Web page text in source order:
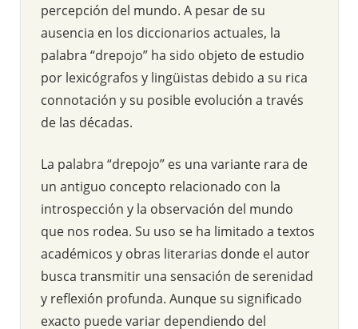
percepción del mundo. A pesar de su
ausencia en los diccionarios actuales, la
palabra “drepojo” ha sido objeto de estudio
por lexicógrafos y lingüistas debido a su rica
connotación y su posible evolución a través
de las décadas.
La palabra “drepojo” es una variante rara de
un antiguo concepto relacionado con la
introspección y la observación del mundo
que nos rodea. Su uso se ha limitado a textos
académicos y obras literarias donde el autor
busca transmitir una sensación de serenidad
y reflexión profunda. Aunque su significado
exacto puede variar dependiendo del